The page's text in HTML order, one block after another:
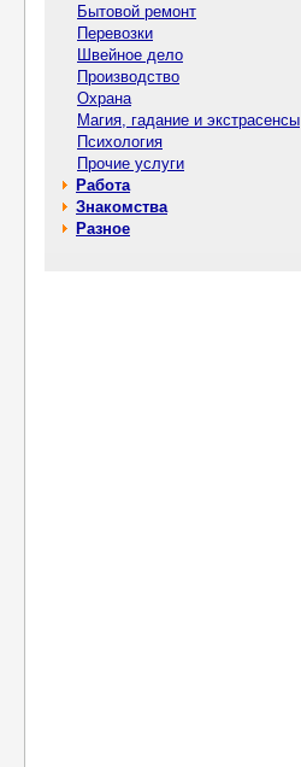
Бытовой ремонт
Перевозки
Швейное дело
Производство
Охрана
Магия, гадание и экстрасенсы
Психология
Прочие услуги
Работа
Знакомства
Разное